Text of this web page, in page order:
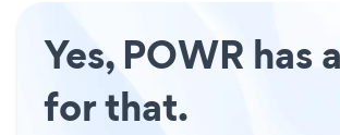
Yes, POWR has
for that.